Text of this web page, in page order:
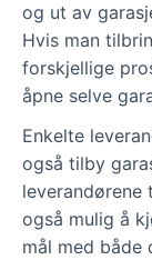
og ut av
Hvis man
forskjellige
åpne selve
Enkelte
også tilby
leverandørene
også mulig å
mål med både